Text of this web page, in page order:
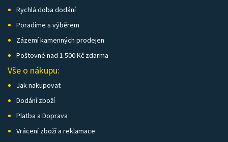
Rychlá doba dodání
Poradíme s výběrem
Zázemí kamenných prodejen
Poštovné nad 1 500 Kč zdarma
Vše o nákupu:
Jak nakupovat
Dodání zboží
Platba a Doprava
Vrácení zboží a reklamace